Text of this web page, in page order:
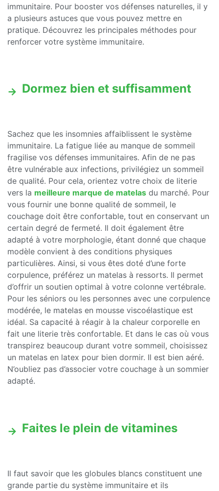
immunitaire. Pour booster vos défenses naturelles, il y
a plusieurs astuces que vous pouvez mettre en
pratique. Découvrez les principales méthodes pour
renforcer votre système immunitaire.
Dormez bien et suffisamment
Sachez que les insomnies affaiblissent le système
immunitaire. La fatigue liée au manque de sommeil
fragilise vos défenses immunitaires. Afin de ne pas
être vulnérable aux infections, privilégiez un sommeil
de qualité. Pour cela, orientez votre choix de literie
vers la meilleure marque de matelas du marché. Pour
vous fournir une bonne qualité de sommeil, le
couchage doit être confortable, tout en conservant un
certain degré de fermeté. Il doit également être
adapté à votre morphologie, étant donné que chaque
modèle convient à des conditions physiques
particulières. Ainsi, si vous êtes doté d’une forte
corpulence, préférez un matelas à ressorts. Il permet
d’offrir un soutien optimal à votre colonne vertébrale.
Pour les séniors ou les personnes avec une corpulence
modérée, le matelas en mousse viscoélastique est
idéal. Sa capacité à réagir à la chaleur corporelle en
fait une literie très confortable. Et dans le cas où vous
transpirez beaucoup durant votre sommeil, choisissez
un matelas en latex pour bien dormir. Il est bien aéré.
N’oubliez pas d’associer votre couchage à un sommier
adapté.
Faites le plein de vitamines
Il faut savoir que les globules blancs constituent une
grande partie du système immunitaire et ils